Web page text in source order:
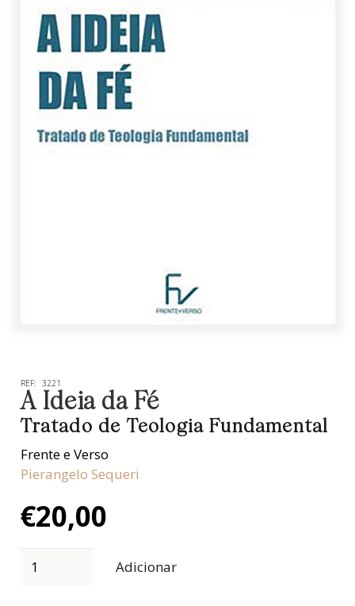
REF: 3221
A Ideia da Fé
Tratado de Teologia Fundamental
Frente e Verso
Pierangelo Sequeri
€20,00
Adicionar